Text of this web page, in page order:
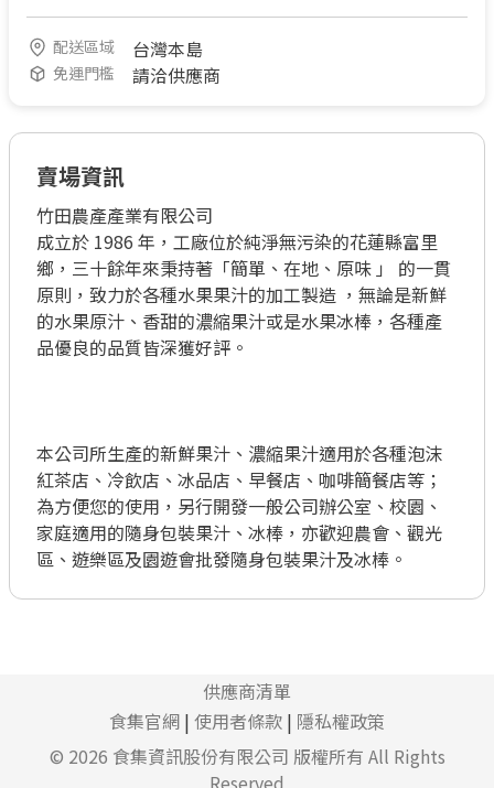
配送區域 台灣本島
免運門檻 請洽供應商
賣場資訊
竹田農產產業有限公司
成立於 1986 年，工廠位於純淨無污染的花蓮縣富里
鄉，三十餘年來秉持著「簡單、在地、原味 」 的一貫
原則，致力於各種水果果汁的加工製造 ，無論是新鮮
的水果原汁、香甜的濃縮果汁或是水果冰棒，各種產
品優良的品質皆深獲好評。
本公司所生產的新鮮果汁、濃縮果汁適用於各種泡沫
紅茶店、冷飲店、冰品店、早餐店、咖啡簡餐店等；
為方便您的使用，另行開發一般公司辦公室、校園、
家庭適用的隨身包裝果汁、冰棒，亦歡迎農會、觀光
區、遊樂區及園遊會批發隨身包裝果汁及冰棒。
供應商清單
食集官網 | 使用者條款 | 隱私權政策
© 2026 食集資訊股份有限公司 版權所有 All Rights
Reserved